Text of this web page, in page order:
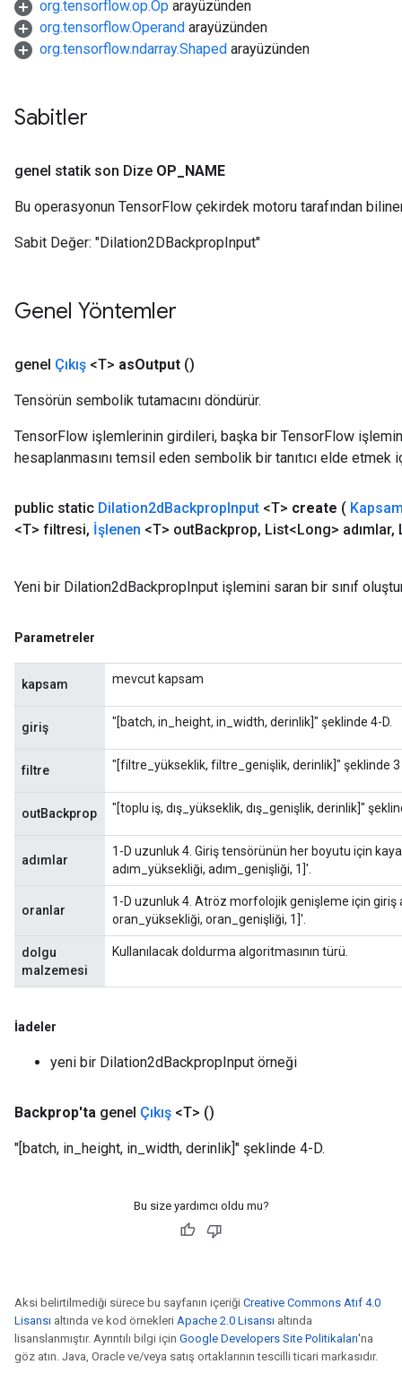
org.tensorflow.op.Op arayüzünden
org.tensorflow.Operand arayüzünden
org.tensorflow.ndarray.Shaped arayüzünden
Sabitler
genel statik son Dize OP NAME
Bu operasyonun TensorFlow çekirdek motoru tarafından
Sabit Değer: "Dilation2DBackpropInput"
Genel Yöntemler
genel Çıkış <T> asOutput ()
Tensörün sembolik tutamacını döndürür.
TensorFlow işlemlerinin girdileri, başka bir TensorFlow
hesaplanmasını temsil eden sembolik bir tanıtıcı elde etmek
public static Dilation2dBackpropInput <T> create (
<T> filtresi, İşlenen <T> outBackprop, List<Long> adımlar,
Yeni bir Dilation2dBackpropInput işlemini saran bir sınıf
Parametreler
kapsam mevcut kapsam
giriş "[batch, in_height, in_width, derinlik]" şeklinde 4-D.
filtre "[filtre_yükseklik, filtre_genişlik, derinlik]" şeklinde
outBackprop "[toplu iş, dış_yükseklik, dış_genişlik, derinlik]"
adımlar
1-D uzunluk 4. Giriş tensörünün her boyutu için
adım_yüksekliği, adım_genişliği, 1]'.
oranlar
1-D uzunluk 4. Atröz morfolojik genişleme için giriş
oran_yüksekliği, oran_genişliği, 1]'.
dolgu
malzemesi
Kullanılacak doldurma algoritmasının türü.
İadeler
yeni bir Dilation2dBackpropInput örneği
Backprop'ta genel Çıkış <T> ()
"[batch, in_height, in_width, derinlik]" şeklinde 4-D.
Bu size yardımcı oldu mu?
Aksi belirtilmediği sürece bu sayfanın içeriği Creative Commons Atıf 4.0
Lisansı altında ve kod örnekleri Apache 2.0 Lisansı altında
lisanslanmıştır. Ayrıntılı bilgi için Google Developers Site Politikaları'na
göz atın. Java, Oracle ve/veya satış ortaklarının tescilli ticari markasıdır.